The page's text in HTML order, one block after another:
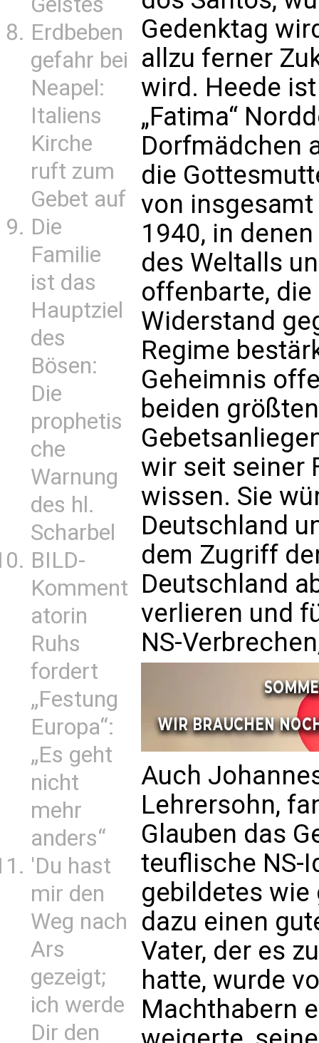
Erdbeben
gefahr bei
Neapel:
Italiens
Kirche
ruft zum
Gebet auf
Die
Familie
ist das
Hauptziel
des
Bösen:
Die
prophetis
che
Warnung
des hl.
Scharbel
BILD-
Komment
atorin
Ruhs
fordert
„Festung
Europa“:
„Es geht
nicht
mehr
anders“
'Du hast
mir den
Weg nach
Ars
gezeigt;
ich werde
Dir den
Gedenktag
allzu ferner
wird. Heede
„Fatima“
Dorfmädchen
die
von
1940, in
des Weltalls
offenbarte,
Widerstand
Regime
Geheimnis
beiden
wir seit seiner
wissen. Sie
Deutschland
dem Zugriff
Deutschland
verlieren und
NS-
Auch
Lehrersohn,
Glauben das
teuflische NS-
gebildetes wie
dazu einen
Vater, der es
hatte, wurde
Machthabern